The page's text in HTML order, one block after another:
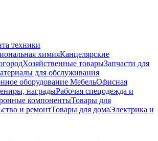
техники
химияКанцелярские
Хозяйственные товарыЗапчасти для
для обслуживания
оборудование МебельОфисная
наградыРабочая спецодежда и
компонентыТовары для
и ремонтТовары для домаЭлектрика и